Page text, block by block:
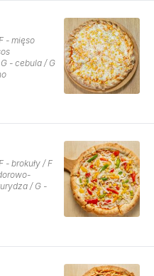
- mięso
- cebula / G
- brokuły / F
/ G -